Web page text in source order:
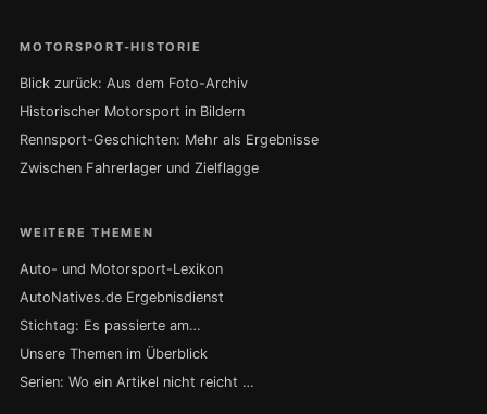
MOTORSPORT-HISTORIE
Blick zurück: Aus dem Foto-Archiv
Historischer Motorsport in Bildern
Rennsport-Geschichten: Mehr als Ergebnisse
Zwischen Fahrerlager und Zielflagge
WEITERE THEMEN
Auto- und Motorsport-Lexikon
AutoNatives.de Ergebnisdienst
Stichtag: Es passierte am…
Unsere Themen im Überblick
Serien: Wo ein Artikel nicht reicht …